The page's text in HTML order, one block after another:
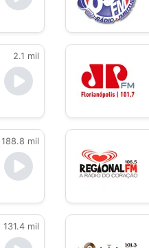
2.1 mil
188.8 mil
131.4 mil